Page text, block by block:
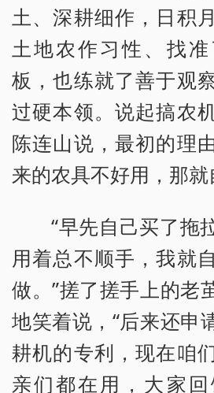
土、深耕细作，日积
土地农作习性、找
板，也练就了善于观
过硬本领。说起搞农
陈连山说，最初的理
来的农具不好用，那就
“早先自己买了拖
用着总不顺手，我就
做。”搓了搓手上的老
地笑着说，“后来还申
耕机的专利，现在咱
亲们都在用，大家